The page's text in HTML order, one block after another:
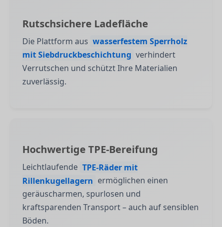
Rutschsichere Ladefläche
Die Plattform aus wasserfestem Sperrholz
mit Siebdruckbeschichtung verhindert
Verrutschen und schützt Ihre Materialien
zuverlässig.
Hochwertige TPE-Bereifung
Leichtlaufende TPE-Räder mit
Rillenkugellagern ermöglichen einen
geräuscharmen, spurlosen und
kraftsparenden Transport – auch auf sensiblen
Böden.